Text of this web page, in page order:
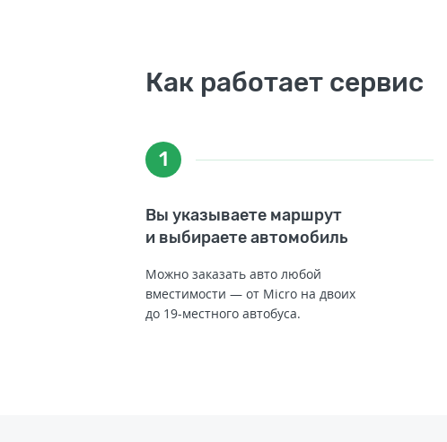
Как работает сервис
1
Вы указываете маршрут
и выбираете автомобиль
Можно заказать авто любой
вместимости — от Micro на двоих
до 19-местного автобуса.